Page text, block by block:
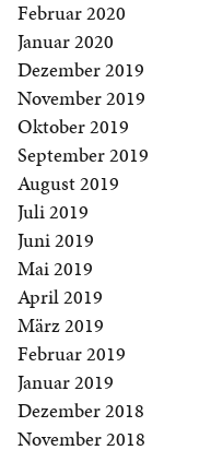
Februar 2020
Januar 2020
Dezember 2019
November 2019
Oktober 2019
September 2019
August 2019
Juli 2019
Juni 2019
Mai 2019
April 2019
März 2019
Februar 2019
Januar 2019
Dezember 2018
November 2018